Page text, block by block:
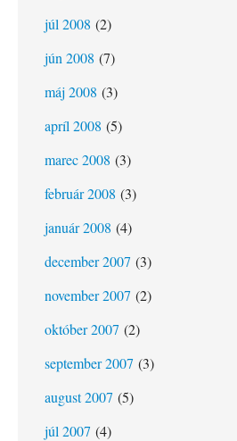
júl 2008 (2)
jún 2008 (7)
máj 2008 (3)
apríl 2008 (5)
marec 2008 (3)
február 2008 (3)
január 2008 (4)
december 2007 (3)
november 2007 (2)
október 2007 (2)
september 2007 (3)
august 2007 (5)
júl 2007 (4)